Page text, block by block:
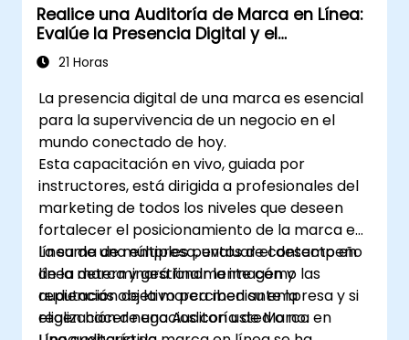
Realice una Auditoría de Marca en Línea:
Evalúe la Presencia Digital y el
Posicionamiento de su Marca para
Diseñar Estrategias de Marca Poderosas
21 Horas
La presencia digital de una marca es esencial
para la supervivencia de un negocio en el
mundo conectado de hoy.
Esta capacitación en vivo, guiada por
instructores, está dirigida a profesionales del
marketing de todos los niveles que deseen
fortalecer el posicionamiento de la marca en
línea de una empresa, evaluar el desempeño
de la marca y gestionar la imagen y
reputación de la marca mediante la
realización de una Auditoría de Marca en
La suma de múltiples puntos de contacto en
línea determinará finalmente cómo las
audiencias objetivo perciben su empresa y si
eligen hacer negocios con usted o no.